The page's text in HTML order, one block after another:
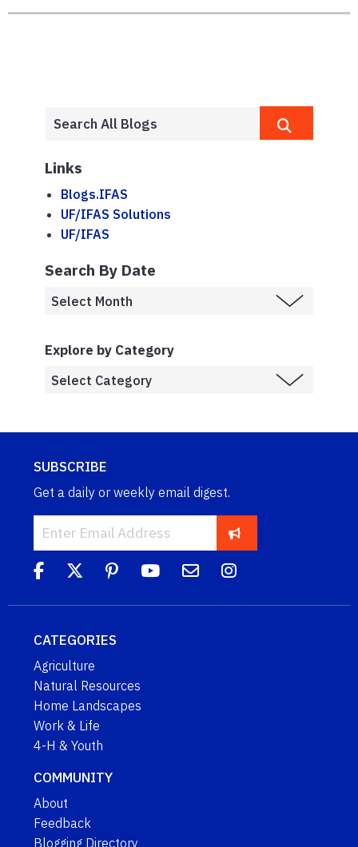
Links
Blogs.IFAS
UF/IFAS Solutions
UF/IFAS
Search By Date
Explore by Category
SUBSCRIBE
Get a daily or weekly email digest.
CATEGORIES
Agriculture
Natural Resources
Home Landscapes
Work & Life
4-H & Youth
COMMUNITY
About
Feedback
Blogging Directory